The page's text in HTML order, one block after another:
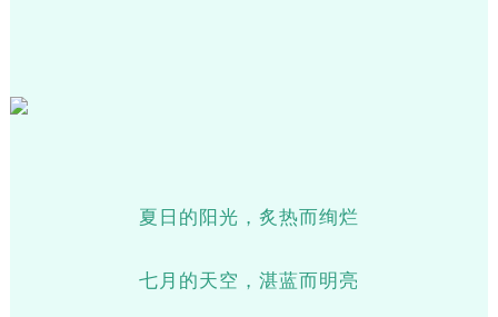
夏日的阳光，炙热而绚烂
七月的天空，湛蓝而明亮